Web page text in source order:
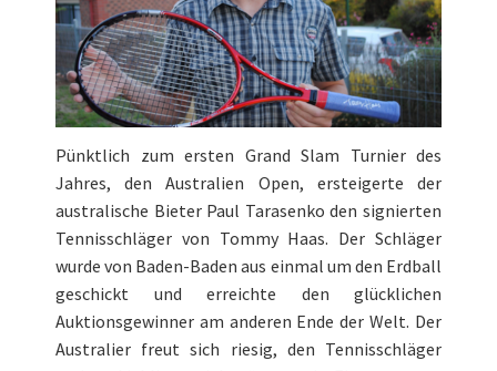
Pünktlich zum ersten Grand Slam Turnier des
Jahres, den Australien Open, ersteigerte der
australische Bieter Paul Tarasenko den signierten
Tennisschläger von Tommy Haas. Der Schläger
wurde von Baden-Baden aus einmal um den Erdball
geschickt und erreichte den glücklichen
Auktionsgewinner am anderen Ende der Welt. Der
Australier freut sich riesig, den Tennisschläger